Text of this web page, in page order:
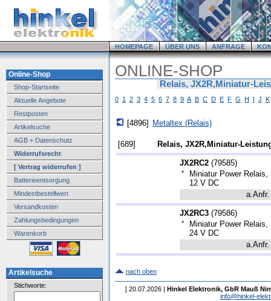
HOMEPAGE ÜBER UNS ANFRAGE
Online-Shop
Shop-Startseite
Aktuelle Angebote
Restposten
Artikelsuche
AGB + Datenschutz
Widerrufsrecht
[ Vertrag widerrufen ]
Batterieentsorgung
Mindestbestellwert
Versandkosten
Zahlungsbedingungen
Warenkorb
Artikelsuche
Stichworte:
ONLINE-SHOP
Relais, JX2R,Miniatur-
0 1 2 3 4 5 6 7 8 9 A B C D E F G H I J K
[4896] Metaltex (Relais)
[689] Relais, JX2R,Miniatur-
JX2RC2 (79585)
*
Miniatur Power
12 V DC
a.Anfr.
JX2RC3 (79586)
*
Miniatur Power
24 V DC
a.Anfr.
nach oben
[ 20.07.2026 | Hinkel Elektronik, GbR Mauß
info@hinkel-